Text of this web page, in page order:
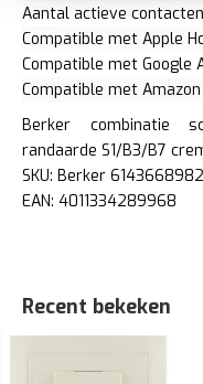
Aantal actieve
Compatible met Apple
Compatible met Google
Compatible met Amazon
Berker combinatie
randaarde S1/B3/B7
SKU: Berker 6143668982
EAN: 4011334289968
Recent bekeken